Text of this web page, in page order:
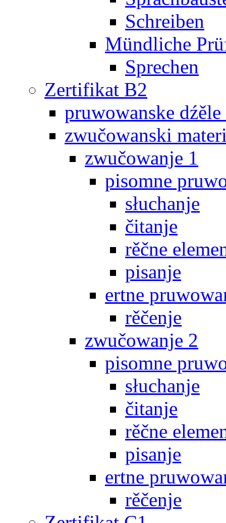
Schreiben
Mündliche
Sprechen
Zertifikat B2
pruwowanske
zwučowanski
zwučowanje 1
pisomne
słuchanje
čitanje
rěčne
pisanje
ertne
rěčenje
zwučowanje 2
pisomne
słuchanje
čitanje
rěčne
pisanje
ertne
rěčenje